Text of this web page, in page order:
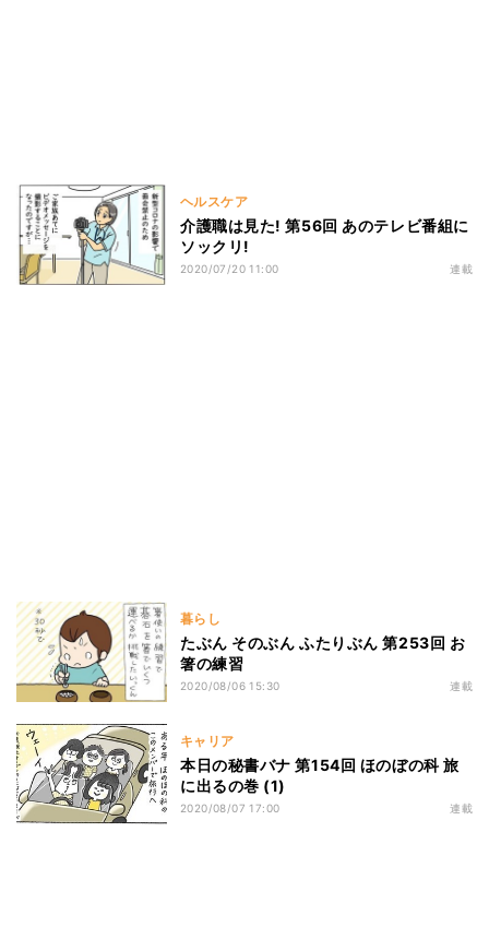
ヘルスケア
介護職は見た! 第56回 あのテレビ番組に
ソックリ!
2020/07/20 11:00 連載
暮らし
たぶん そのぶん ふたりぶん 第253回 お
箸の練習
2020/08/06 15:30 連載
キャリア
本日の秘書バナ 第154回 ほのぼの科 旅
に出るの巻 (1)
2020/08/07 17:00 連載